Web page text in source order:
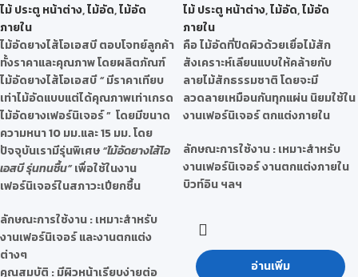
ไม้ ประตู หน้าต่าง,ไม้อัด,ไม้อัด
ภายใน
ไม้อัดยางไส้โอเอสบี ตอบโจทย์ลูกค้า
ทั้งราคาและคุณภาพ โดยผลิตภัณฑ์
ไม้อัดยางไส้โอเอสบี“มีราคาเทียบ
เท่าไม้อัดแบบแต่ได้คุณภาพเท่าเกรด
ไม้อัดยางเฟอร์นิเจอร์ ” โดยมีขนาด
ความหนา 10 มม.และ 15 มม. โดย
ปัจจุบันเรามีรุ่นพิเศษ“ไม้อัดยางไส้โอ
เอสบี รุ่นทนชื้น”เพื่อใช้ในงาน
เฟอร์นิเจอร์ในสภาวะเปียกชื้น
ลักษณะการใช้งาน :เหมาะสำหรับ
งานเฟอร์นิเจอร์ และงานตกแต่ง
ต่างๆ
คุณสมบัติ :มีผิวหน้าเรียบง่ายต่อ
ไม้ ประตู หน้าต่าง,ไม้อัด,ไม้อัด
ภายใน
คือ ไม้อัดที่ปิดผิวด้วยเยื่อไม้สัก
สังเคราะห์เลียนแบบให้คล้ายกับ
ลายไม้สักธรรมชาติ โดยจะมี
ลวดลายเหมือนกันทุกแผ่น นิยมใช้ใน
งานเฟอร์นิเจอร์ ตกแต่งภายใน
ลักษณะการใช้งาน : เหมาะสำหรับ
งานเฟอร์นิเจอร์ งานตกแต่งภายใน
บิวท์อิน ฯลฯ
อ่านเพิ่ม